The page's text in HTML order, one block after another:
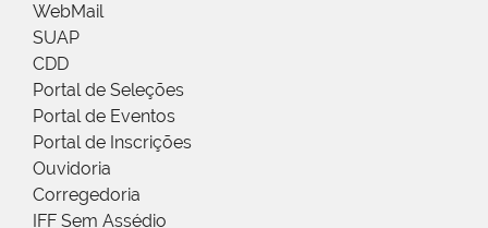
WebMail
SUAP
CDD
Portal de Seleções
Portal de Eventos
Portal de Inscrições
Ouvidoria
Corregedoria
IFF Sem Assédio